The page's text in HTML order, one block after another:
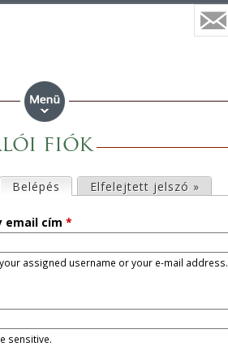
fiók
Belépés (aktív fül)Elfelejtett jelszó »
email cím *
assigned username or your e-mail address.
sensitive.